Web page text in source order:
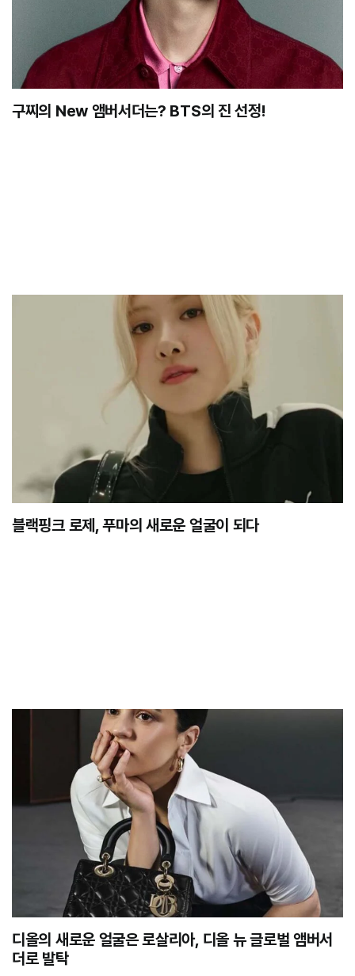
구찌의 New 앰버서더는? BTS의 진 선정!
블랙핑크 로제, 푸마의 새로운 얼굴이 되다
디올의 새로운 얼굴은 로살리아, 디올 뉴 글로벌 앰버서
더로 발탁